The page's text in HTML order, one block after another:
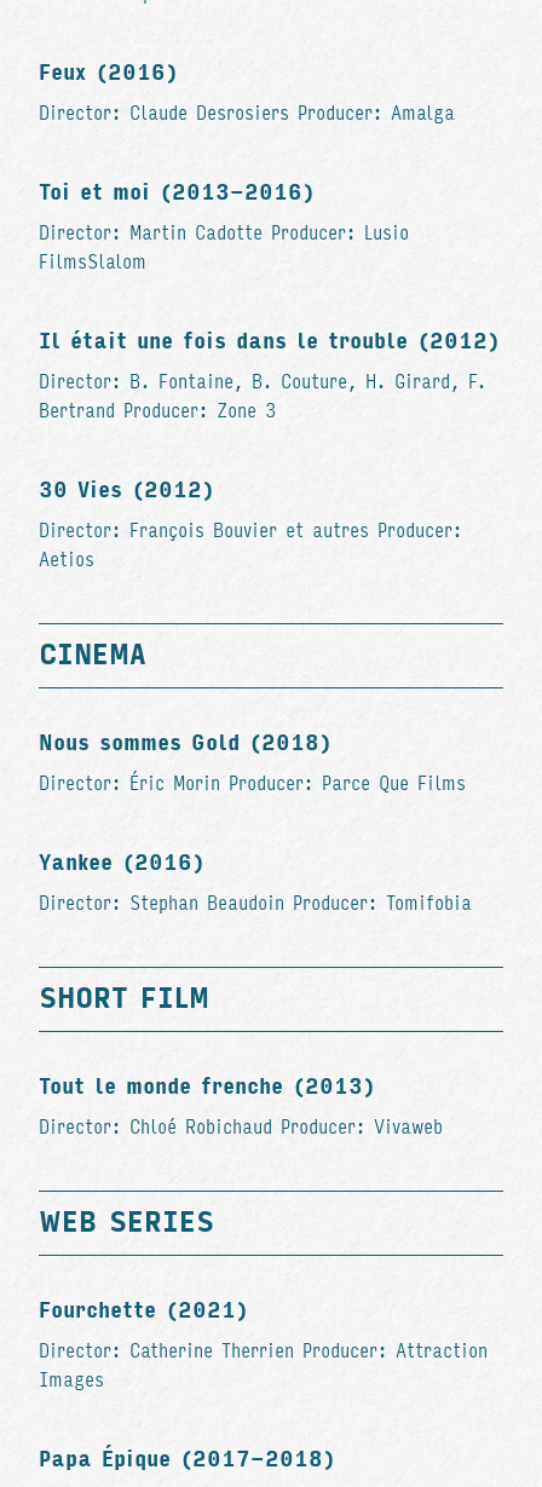
Feux (2016)
Director: Claude Desrosiers Producer: Amalga
Toi et moi (2013-2016)
Director: Martin Cadotte Producer: Lusio
FilmsSlalom
Il était une fois dans le trouble (2012)
Director: B. Fontaine, B. Couture, H. Girard, F.
Bertrand Producer: Zone 3
30 Vies (2012)
Director: François Bouvier et autres Producer:
Aetios
CINEMA
Nous sommes Gold (2018)
Director: Éric Morin Producer: Parce Que Films
Yankee (2016)
Director: Stephan Beaudoin Producer: Tomifobia
SHORT FILM
Tout le monde frenche (2013)
Director: Chloé Robichaud Producer: Vivaweb
WEB SERIES
Fourchette (2021)
Director: Catherine Therrien Producer: Attraction
Images
Papa Épique (2017-2018)